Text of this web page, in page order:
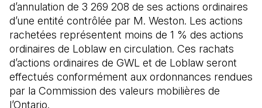
d’annulation de 3 269 208 de ses actions ordinaires
d’une entité contrôlée par M. Weston. Les actions
rachetées représentent moins de 1 % des actions
ordinaires de Loblaw en circulation. Ces rachats
d’actions ordinaires de GWL et de Loblaw seront
effectués conformément aux ordonnances rendues
par la Commission des valeurs mobilières de
l’Ontario.